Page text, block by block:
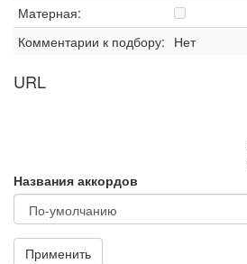
Матерная:
Комментарии к подбору: Нет
URL
Названия аккордов
Применить